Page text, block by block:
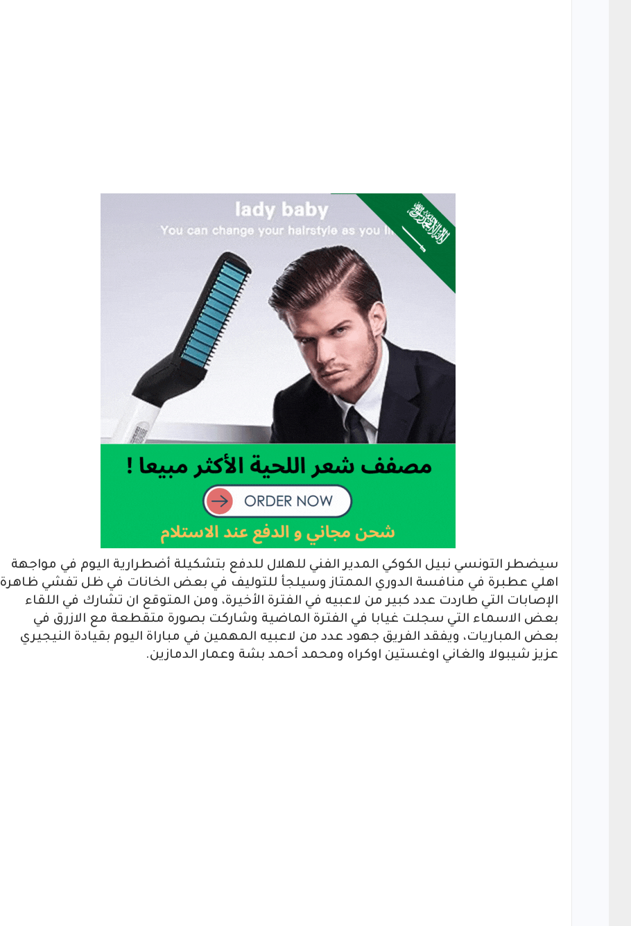
سيضطر التونسي نبيل الكوكي المدير الفني للهلال للدفع بتشكيلة أضطرارية اليوم في مواجهة
اهلي عطبرة في منافسة الدوري الممتاز وسيلجأ للتوليف في بعض الخانات في ظل تفشي ظاهرة
الإصابات التي طاردت عدد كبير من لاعبيه في الفترة الأخيرة، ومن المتوقع ان تشارك في اللقاء
بعض الاسماء التي سجلت غيابا في الفترة الماضية وشاركت بصورة متقطعة مع الازرق في
بعض المباريات، ويفقد الفريق جهود عدد من لاعبيه المهمين في مباراة اليوم بقيادة النيجيري
عزيز شيبولا والغاني اوغستين اوكراه ومحمد أحمد بشة وعمار الدمازين.